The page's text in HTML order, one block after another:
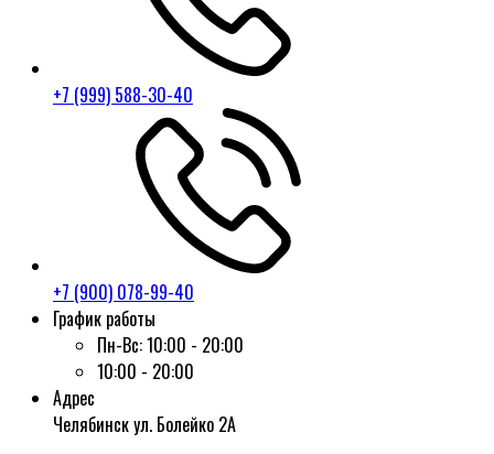
+7 (999) 588-30-40
+7 (900) 078-99-40
График работы
Пн-Вс:10:00 - 20:00
10:00 - 20:00
Адрес
Челябинск ул. Болейко 2А